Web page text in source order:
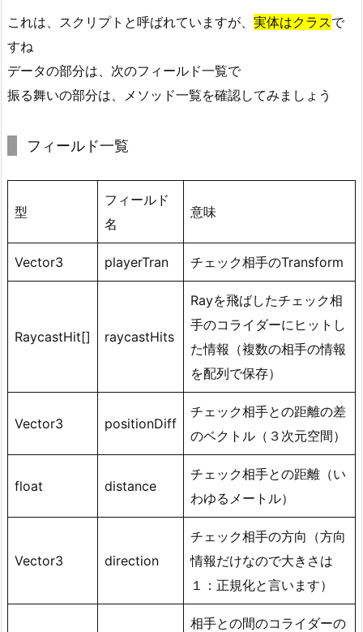
これは、スクリプトと呼ばれていますが、 実体はクラスで
すね
データの部分は、次のフィールド一覧で
振る舞いの部分は、メソッド一覧を確認してみましょう
フィールド一覧
型
フィールド
名
意味
Vector3 playerTran チェック相手のTransform
RaycastHit[] raycastHits
Rayを飛ばしたチェック相
手のコライダーにヒットし
た情報（複数の相手の情報
を配列で保存）
Vector3 positionDiff
チェック相手との距離の差
のベクトル（３次元空間）
float distance
チェック相手との距離（い
わゆるメートル）
Vector3 direction
チェック相手の方向（方向
情報だけなので大きさは
１：正規化と言います）
相手との間のコライダーの